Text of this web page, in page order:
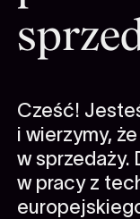
Cześć!
i wierzymy,
w sprzedaży.
w pracy z